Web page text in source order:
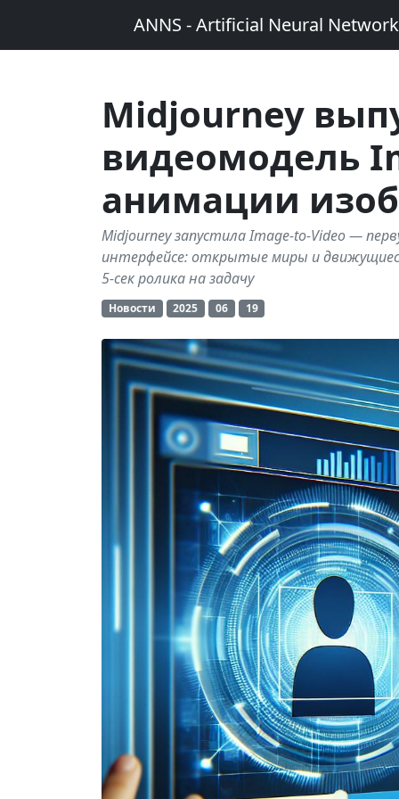
ANNS - Artificial Neural
Midjourney
видеомодель
анимации
Midjourney запустила Image-to-Video —
интерфейсе: открытые миры и
5-сек ролика на задачу
Новости 2025 06 19